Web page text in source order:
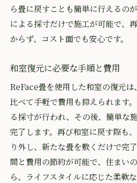
ら畳に戻すことも簡単に行えるの
による採寸だけで施工が可能で、
からず、コスト面でも安心です。
和室復元に必要な手順と費用
ReFace畳を使用した和室の復元
比べて手軽で費用も抑えられます
る採寸が行われ、その後、簡単な
完了します。再び和室に戻す際も
り外し、新たな畳を敷くだけで完
間と費用の節約が可能で、住まい
ら、ライフスタイルに応じた柔軟な